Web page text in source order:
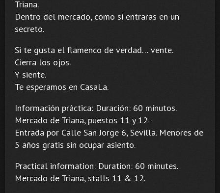
Triana.
Dentro del mercado, como si entraras en un
secreto.
Si te gusta el flamenco de verdad… vente.
Cierra los ojos.
Y siente.
Te esperamos en CasaLa.
Información práctica: Duración: 60 minutos.
Mercado de Triana, puestos 11 y 12 ·
Entrada por Calle San Jorge 6, Sevilla. Menores de
5 años gratis sin ocupar asiento.
Practical information: Duration: 60 minutes.
Mercado de Triana, stalls 11 & 12.